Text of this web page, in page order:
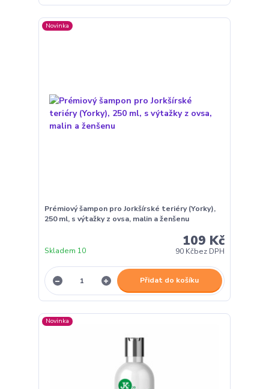
Novinka
Prémiový šampon pro Jorkšírské teriéry (Yorky),
250 ml, s výtažky z ovsa, malin a ženšenu
109 Kč
90 Kčbez DPH
Skladem 10
Přidat do košíku
Novinka